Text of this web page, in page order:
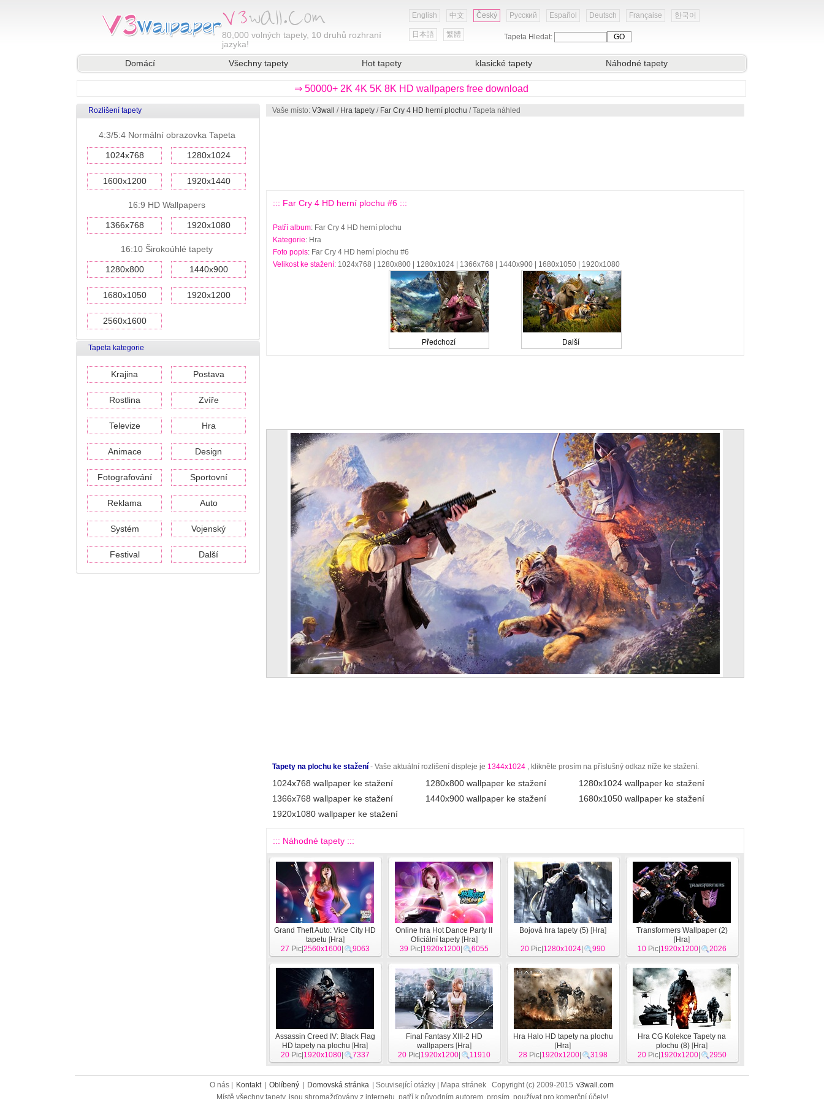
80,000 volných tapety, 10 druhů rozhraní
jazyka!
English 中文 Český Русский Español Deutsch Française 한국어
日本語 繁體 Tapeta Hledat:
Domácí Všechny tapety Hot tapety klasické tapety Náhodné tapety
⇒ 50000+ 2K 4K 5K 8K HD wallpapers free download
Rozlišení tapety
4:3/5:4 Normální obrazovka Tapeta
1024x768 1280x1024
1600x1200 1920x1440
16:9 HD Wallpapers
1366x768 1920x1080
16:10 Širokoúhlé tapety
1280x800 1440x900
1680x1050 1920x1200
2560x1600
Tapeta kategorie
Krajina Postava
Rostlina Zvíře
Televize Hra
Animace Design
Fotografování Sportovní
Reklama Auto
Systém Vojenský
Festival Další
Vaše místo: V3wall / Hra tapety / Far Cry 4 HD herní plochu / Tapeta náhled
::: Far Cry 4 HD herní plochu #6 :::
Patří album: Far Cry 4 HD herní plochu
Kategorie: Hra
Foto popis: Far Cry 4 HD herní plochu #6
Velikost ke stažení: 1024x768 | 1280x800 | 1280x1024 | 1366x768 | 1440x900 | 1680x1050 | 1920x1080
Předchozí Další
Tapety na plochu ke stažení - Vaše aktuální rozlišení displeje je 1344x1024 , klikněte prosím na příslušný odkaz níže ke stažení.
1024x768 wallpaper ke stažení 1280x800 wallpaper ke stažení
1280x1024 wallpaper ke stažení
1366x768 wallpaper ke stažení
1440x900 wallpaper ke stažení
1680x1050 wallpaper ke stažení
1920x1080 wallpaper ke stažení
::: Náhodné tapety :::
Grand Theft Auto: Vice City HD
tapetu [Hra]
27 Pic| 2560x1600| 9063
Online hra Hot Dance Party II
Oficiální tapety[Hra]
39Pic| 1920x1200| 6055
Bojová hra tapety (5) [Hra]
20 Pic| 1280x1024 990
Transformers Wallpaper (2)
[Hra]
10Pic| 1920x1200| 2026
Assassin Creed IV: Black Flag
HD tapety na plochu [Hra]
20Pic| 1920x1080| 7337
Final Fantasy XIII-2 HD
wallpapers[Hra]
20Pic| 1920x1200| 11910
Hra Halo HD tapety na plochu
[Hra]
28Pic| 1920x1200| 3198
Hra CG Kolekce Tapety na
plochu (8) [Hra]
20Pic| 1920x1200| 2950
O nás | Kontakt Oblíbený Domovská stránka | Související otázky | Mapa stránek Copyright (c) 2009-2015 v3wall.com
Místě všechny tapety, jsou shromažďovány z internetu, patří k původním autorem, prosím, používat pro komerční účely!